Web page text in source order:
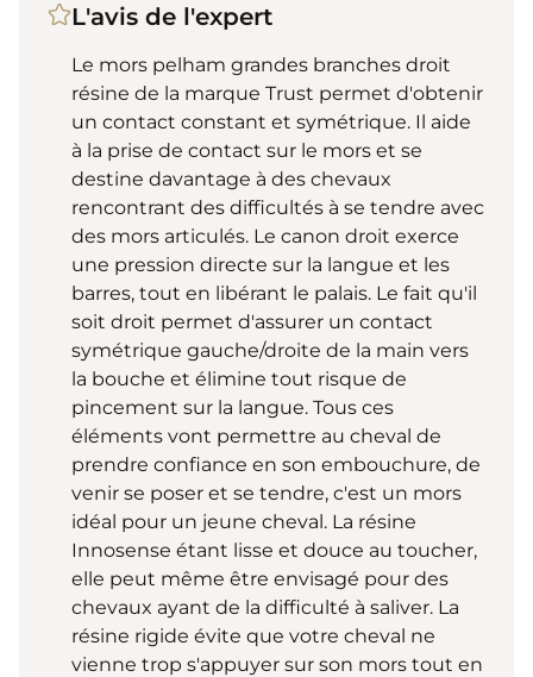
L'avis de l'expert
Le mors pelham grandes branches droit
résine de la marque Trust permet d'obtenir
un contact constant et symétrique. Il aide
à la prise de contact sur le mors et se
destine davantage à des chevaux
rencontrant des difficultés à se tendre avec
des mors articulés. Le canon droit exerce
une pression directe sur la langue et les
barres, tout en libérant le palais. Le fait qu'il
soit droit permet d'assurer un contact
symétrique gauche/droite de la main vers
la bouche et élimine tout risque de
pincement sur la langue. Tous ces
éléments vont permettre au cheval de
prendre confiance en son embouchure, de
venir se poser et se tendre, c'est un mors
idéal pour un jeune cheval. La résine
Innosense étant lisse et douce au toucher,
elle peut même être envisagé pour des
chevaux ayant de la difficulté à saliver. La
résine rigide évite que votre cheval ne
vienne trop s'appuyer sur son mors tout en